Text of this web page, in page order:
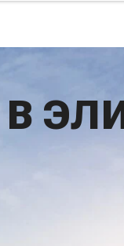
В